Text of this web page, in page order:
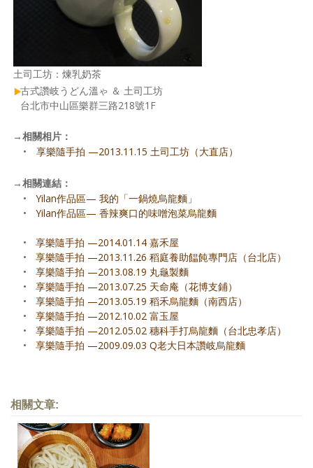
土司工坊：煉乳奶茶
古式讚岐うどん溫ゃ ＆ 土司工坊
台北市中山區樂群三路218號1F
→相關相片：
•
享樂隨手拍 —2013.11.15 土司工坊（大直店）
→相關連結：
•
Yilan作品區— 我的「一鍋燒烏龍麵」
•
Yilan作品區— 香辣爽口的味噌泡菜烏龍麵
•
享樂隨手拍 —2014.01.14 嘉禾屋
•
享樂隨手拍 —2013.11.26 稻庭養助饂飩專門店（台北店）
•
享樂隨手拍 —2013.08.19 丸龜製麵
•
享樂隨手拍 —2013.07.25 天命庵（花博支鋪）
•
享樂隨手拍 —2013.05.19 稻禾烏龍麵（南西店）
•
享樂隨手拍 —2012.10.02 富玉屋
•
享樂隨手拍 —2012.05.02 穗科手打烏龍麵（台北忠孝店）
•
享樂隨手拍 —2009.09.03 Q老大日本讚岐烏龍麵
相關文章: